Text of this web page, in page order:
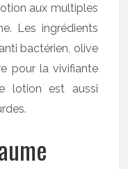
aux multiples
Les ingrédients
bactérien, olive
pour la vivifiante
lotion est aussi